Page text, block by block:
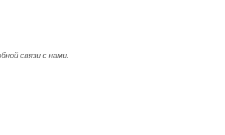
связи с нами.